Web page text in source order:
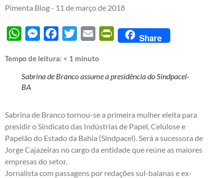
Pimenta Blog - 11 de março de 2018
WhatsAppMessengerFacebook
Twitter Email PrintFriendly
Share
Tempo de leitura: < 1 minuto
Sabrina de Branco assume a presidência do Sindpacel-
BA
Sabrina de Branco tornou-se a primeira mulher eleita para
presidir o Sindicato das Indústrias de Papel, Celulose e
Papelão do Estado da Bahia (Sindpacel). Será a sucessora de
Jorge Cajazeiras no cargo da entidade que reúne as maiores
empresas do setor.
Jornalista com passagens por redações sul-baianas e ex-